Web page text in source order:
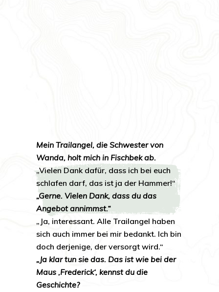
Mein Trailangel, die Schwester von
Wanda, holt mich in Fischbek ab.
„Vielen Dank dafür, dass ich bei euch
schlafen darf, das ist ja der Hammer!“
„Gerne. Vielen Dank, dass du das
Angebot annimmst.“
„Ja, interessant. Alle Trailangel haben
sich auch immer bei mir bedankt. Ich bin
doch derjenige, der versorgt wird.“
„Ja klar tun sie das. Das ist wie bei der
Maus ‚Frederick‘, kennst du die
Geschichte?